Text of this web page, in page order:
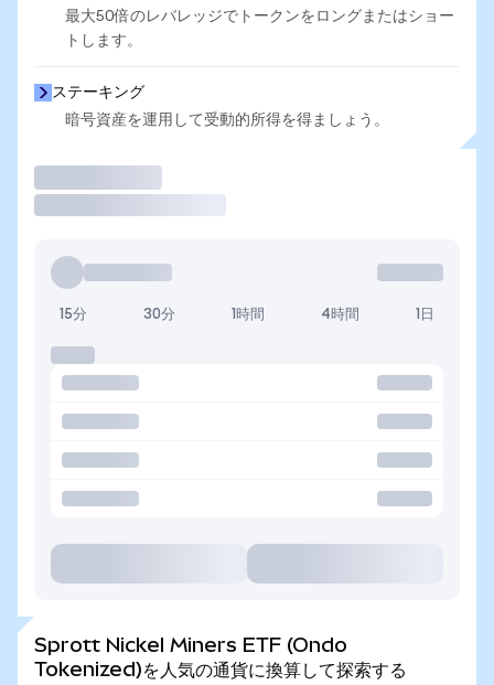
最大50倍のレバレッジでトークンをロングまたはショー
トします。
ステーキング
暗号資産を運用して受動的所得を得ましょう。
15分 30分 1時間 4時間 1日
Sprott Nickel Miners ETF (Ondo
Tokenized)を人気の通貨に換算して探索する